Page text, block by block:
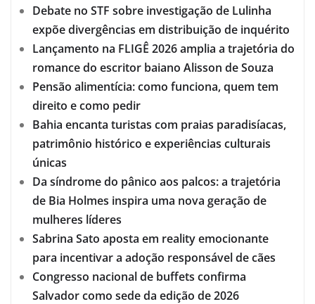
Debate no STF sobre investigação de Lulinha
expõe divergências em distribuição de inquérito
Lançamento na FLIGÊ 2026 amplia a trajetória do
romance do escritor baiano Alisson de Souza
Pensão alimentícia: como funciona, quem tem
direito e como pedir
Bahia encanta turistas com praias paradisíacas,
patrimônio histórico e experiências culturais
únicas
Da síndrome do pânico aos palcos: a trajetória
de Bia Holmes inspira uma nova geração de
mulheres líderes
Sabrina Sato aposta em reality emocionante
para incentivar a adoção responsável de cães
Congresso nacional de buffets confirma
Salvador como sede da edição de 2026